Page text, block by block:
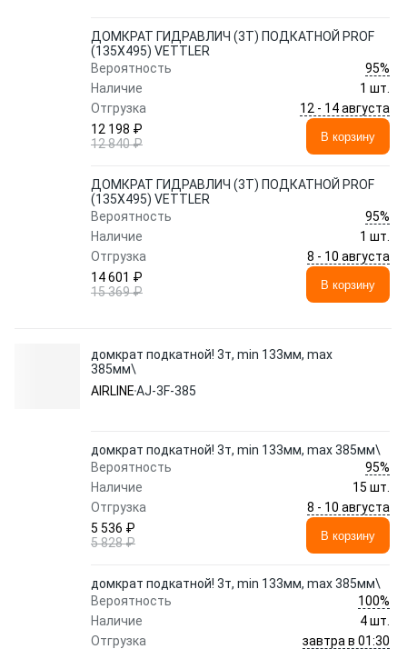
ДОМКРАТ ГИДРАВЛИЧ (3Т) ПОДКАТНОЙ PROF
(135X495) VETTLER
Вероятность
95%
Наличие
1 шт.
Отгрузка
12 - 14 августа
12 198 ₽
12 840 ₽
В корзину
ДОМКРАТ ГИДРАВЛИЧ (3Т) ПОДКАТНОЙ PROF
(135X495) VETTLER
Вероятность
95%
Наличие
1 шт.
Отгрузка
8 - 10 августа
14 601 ₽
15 369 ₽
В корзину
домкрат подкатной! 3т, min 133мм, max
385мм\
AIRLINEAJ-3F-385
домкрат подкатной! 3т, min 133мм, max 385мм\
Вероятность
95%
Наличие
15 шт.
Отгрузка
8 - 10 августа
5 536 ₽
5 828 ₽
В корзину
домкрат подкатной! 3т, min 133мм, max 385мм\
Вероятность
100%
Наличие
4 шт.
Отгрузка
завтра в 01:30